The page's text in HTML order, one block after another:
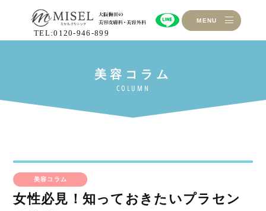
TEL:0120-946-899
MENU
美容コラム
女性必見！知っておきたいプラセン